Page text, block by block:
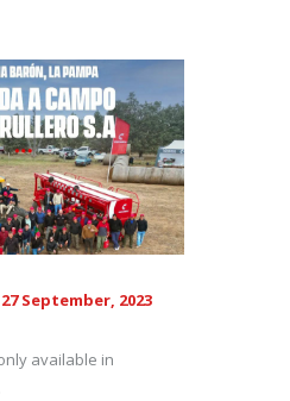
27 September, 2023
available in